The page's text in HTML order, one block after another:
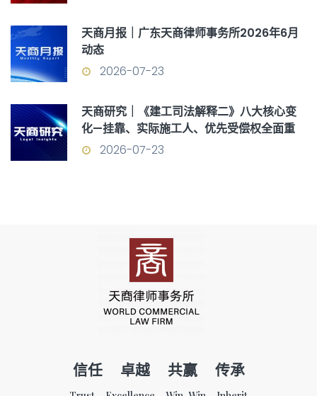
天商月报｜广东天商律师事务所2026年6月
动态
2026-07-23
天商研究｜《建工司法解释二》八大核心变
化—挂靠、实际施工人、优先受偿权全面重
构
2026-07-23
信任 卓越 共赢 传承